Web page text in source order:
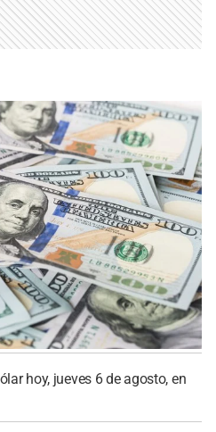
hoy, jueves 6 de agosto, en